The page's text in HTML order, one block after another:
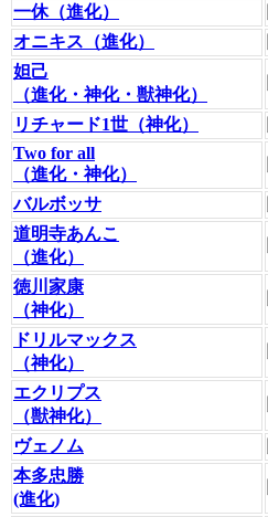
一休（進化）
オニキス（進化）
妲己
（進化・神化・獣神化）
リチャード1世（神化）
Two for all
（進化・神化）
バルボッサ
道明寺あんこ
（進化）
徳川家康
（神化）
ドリルマックス
（神化）
エクリプス
（獣神化）
ヴェノム
本多忠勝
(進化)